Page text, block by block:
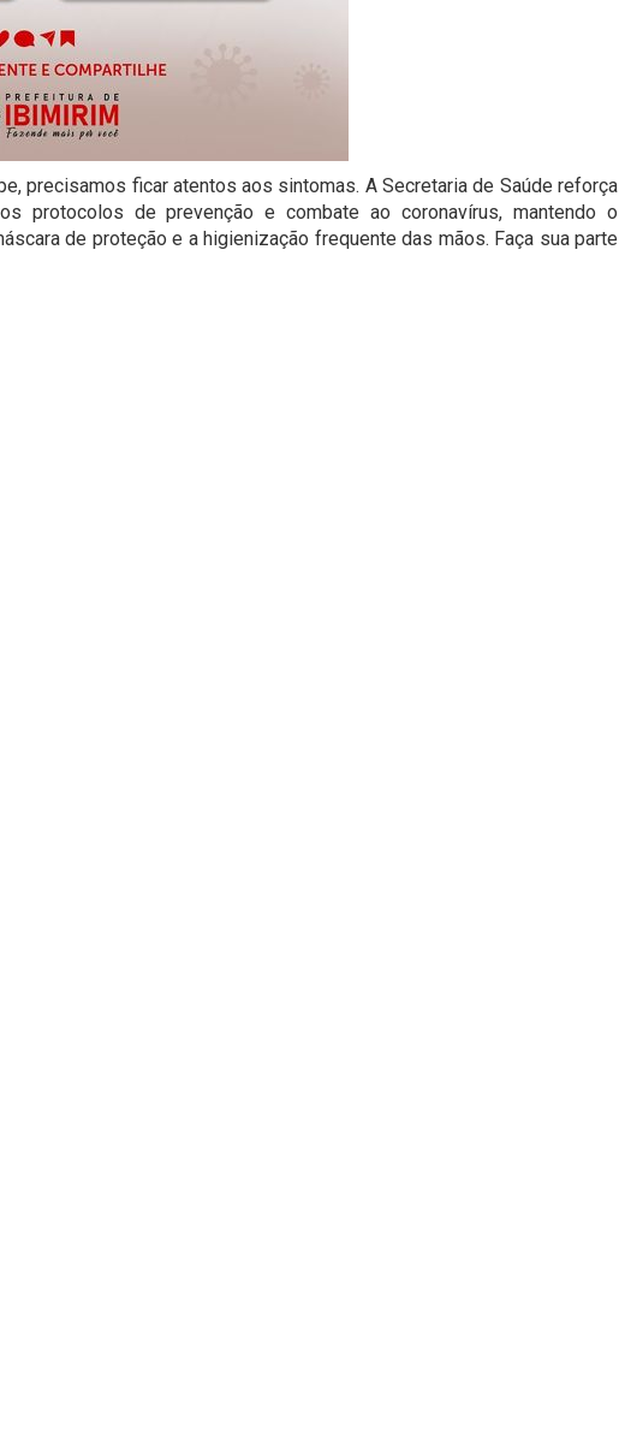
precisamos ficar atentos aos sintomas. A Secretaria de Saúde reforça
protocolos de prevenção e combate ao coronavírus, mantendo o
de proteção e a higienização frequente das mãos. Faça sua parte